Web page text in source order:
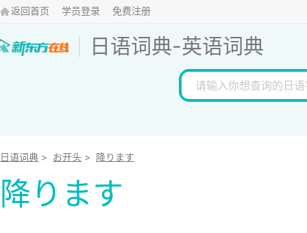
返回首页 学员登录 免费注册
日语词典-英语词典
日语词典 > お开头 > 降ります
降ります